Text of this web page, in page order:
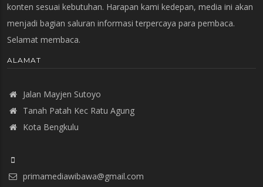
konten sesuai kebutuhan. Harapan kami kedepan, media ini akan
menjadi bagian saluran informasi terpercaya para pembaca.
Selamat membaca.
ALAMAT
Jalan Mayjen Sutoyo
Tanah Patah Kec Ratu Agung
Kota Bengkulu
primamediawibawa@gmail.com